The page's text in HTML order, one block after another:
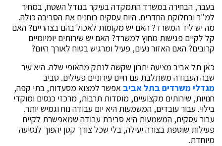
בעבר, הבחירה במשרד התמקדה בעיקר בגודל השטח, במחיר
למ"ר ובחלוקת החדרים. היום עסקים בוחנים את הסביבה כולה.
מה יש ליד המשרד? האם יש מקומות לאכול בהם בצהריים? האם
קל לקיים פגישות מחוץ למשרד? האם יש שירותים יומיומיים
קרובים? האם האזור נעים, פעיל ומרגיש בטוח לאורך היום?
כאן תל אביב מציעה יתרון שקשה לנתק מהאופי שלה. היא עיר
שבה העבודה משתלבת עם חיים עירוניים פעילים. סביב
מגדלי משרדים בתל אביב אפשר למצוא מסעדות, בתי קפה,
חנויות, שירותים מקצועיים, מוסדות תרבות, מרכזי כנסים ומוקדי
בילוי. עבור עובדים, המשמעות היא יום עבודה נוח וגמיש יותר.
עבור עסקים, המשמעות היא סביבת עבודה שמאפשרת לקיים
פעילות שוטפת בצורה יעילה, בלי שכל צורך קטן יהפוך לנסיעה
מיוחדת.